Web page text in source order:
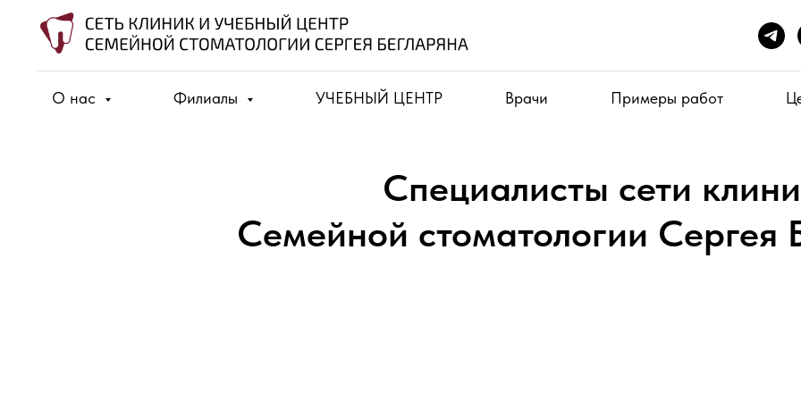
О нас Филиалы УЧЕБНЫЙ ЦЕНТР Врачи Примеры работ
Специалисты сети
Семейной стоматологии Сергея